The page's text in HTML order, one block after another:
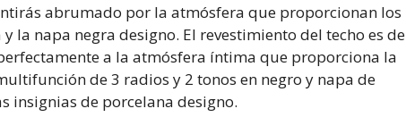
abrumado por la atmósfera que proporcionan los
la napa negra designo. El revestimiento del techo es de
a la atmósfera íntima que proporciona la
de 3 radios y 2 tonos en negro y napa de
insignias de porcelana designo.